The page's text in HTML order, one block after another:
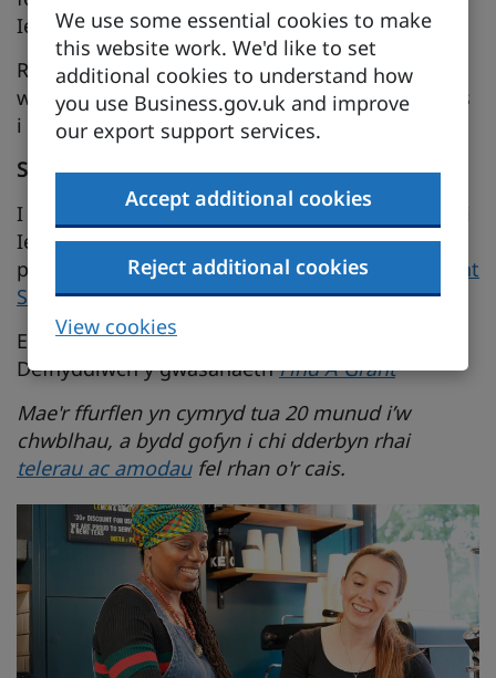
We use some essential cookies to make
this website work. We'd like to set
additional cookies to understand how
you use Business.gov.uk and improve
our export support services.
Accept additional cookies
Reject additional cookies
View cookies
Ieuenctid.
Rhaid i swyddi fod yn o leiaf am 25 awr yr
wythnos a disgwylir iddynt bara am o leiaf 4 mis
i fod yn gymwys i gael Grant Swyddi Ieuenctid.
Sut
i gymryd rhan
I gael gwybod mwy am sut y gall y Grant Swyddi
Ieuenctid eich helpu gyda chyllid i recriwtio
person ifanc, lawrlwythwchBecyn Cymorth Grant
Swyddi Leuenctid.
Eisiau gwneud cais am grant heddiw?
Defnyddiwch y gwasanaethFind A Grant
Mae'r ffurflen yn cymryd tua 20 munud i’w
chwblhau, a bydd gofyn i chi dderbyn rhai
telerau ac amodaufel rhan o'r cais.